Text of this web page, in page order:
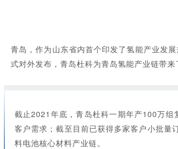
青岛，作为山东省内首个印发了氢能产业发
式对外发布，青岛杜科为青岛氢能产业链带来
截止2021年底，青岛杜科一期年产100万
客户需求；截至目前已获得多家客户小批量
料电池核心材料产业链。